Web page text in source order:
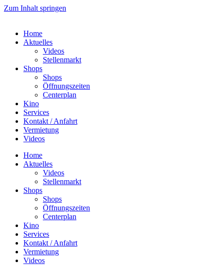
Zum Inhalt springen
Home
Aktuelles
Videos
Stellenmarkt
Shops
Shops
Öffnungszeiten
Centerplan
Kino
Services
Kontakt / Anfahrt
Vermietung
Videos
Home
Aktuelles
Videos
Stellenmarkt
Shops
Shops
Öffnungszeiten
Centerplan
Kino
Services
Kontakt / Anfahrt
Vermietung
Videos